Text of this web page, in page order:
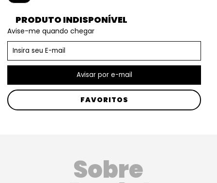
PRODUTO INDISPONÍVEL
Avise-me quando chegar
FAVORITOS
Sobre